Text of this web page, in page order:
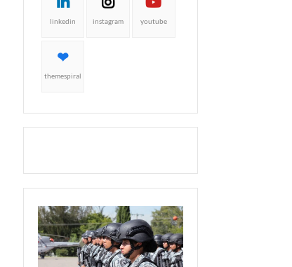
linkedin instagram youtube
themespiral